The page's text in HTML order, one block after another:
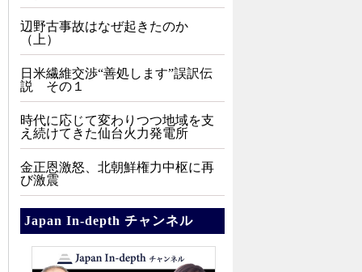
辺野古事故はなぜ起きたのか
（上）
日米繊維交渉“善処します”誤訳伝
説 その１
時代に応じて変わりつつ地域を支
え続けてきた仙台火力発電所
金正恩激怒、北朝鮮権力中枢に再
び激震
Japan In-depth チャンネル